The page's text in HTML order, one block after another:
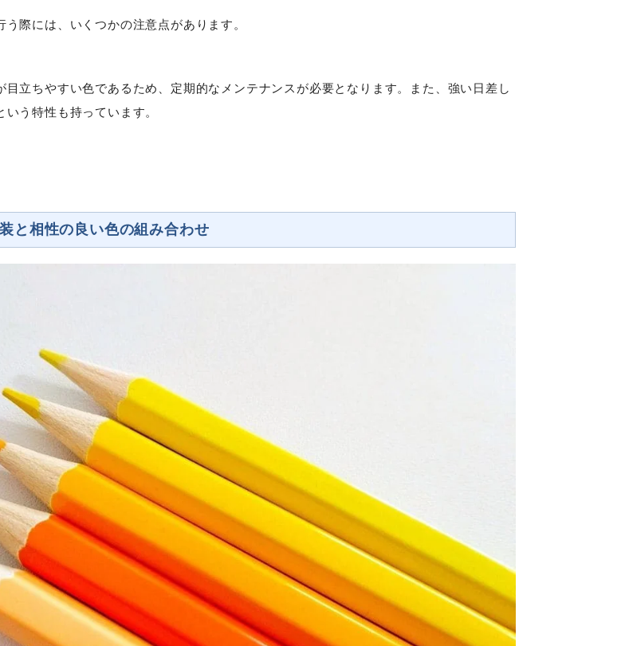
際には、いくつかの注意点があります。
目立ちやすい色であるため、定期的なメンテナンスが必要となります。また、強い日差し
う特性も持っています。
と相性の良い色の組み合わせ